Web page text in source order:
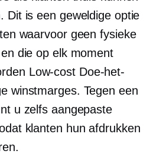
Dit is een geweldige optie
waarvoor geen fysieke
die op elk moment
Low-costDoe-het-
winstmarges. Tegen een
u zelfs aangepaste
klanten hun afdrukken